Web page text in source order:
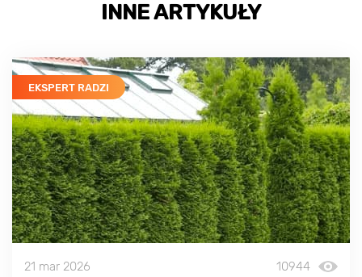
INNE ARTYKUŁY
EKSPERT RADZI
21 mar 2026 10944